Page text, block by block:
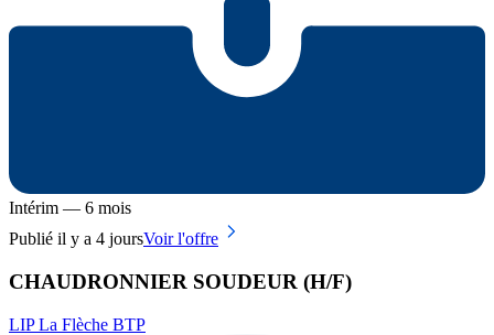
Intérim — 6 mois
Publié il y a 4 joursVoir l'offre
CHAUDRONNIER SOUDEUR (H/F)
LIP La Flèche BTP